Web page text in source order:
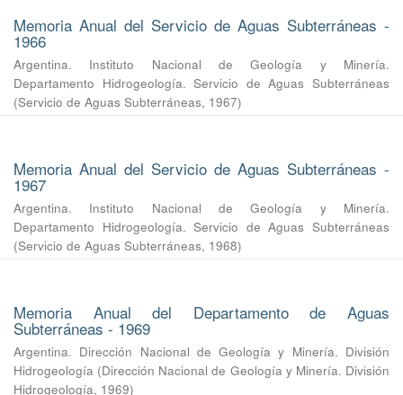
Memoria Anual del Servicio de Aguas Subterráneas -
1966
Argentina. Instituto Nacional de Geología y Minería.
Departamento Hidrogeología. Servicio de Aguas Subterráneas
(Servicio de Aguas Subterráneas, 1967)
Memoria Anual del Servicio de Aguas Subterráneas -
1967
Argentina. Instituto Nacional de Geología y Minería.
Departamento Hidrogeología. Servicio de Aguas Subterráneas
(Servicio de Aguas Subterráneas, 1968)
Memoria Anual del Departamento de Aguas
Subterráneas - 1969
Argentina. Dirección Nacional de Geología y Minería. División
Hidrogeología (Dirección Nacional de Geología y Minería. División
Hidrogeología, 1969)